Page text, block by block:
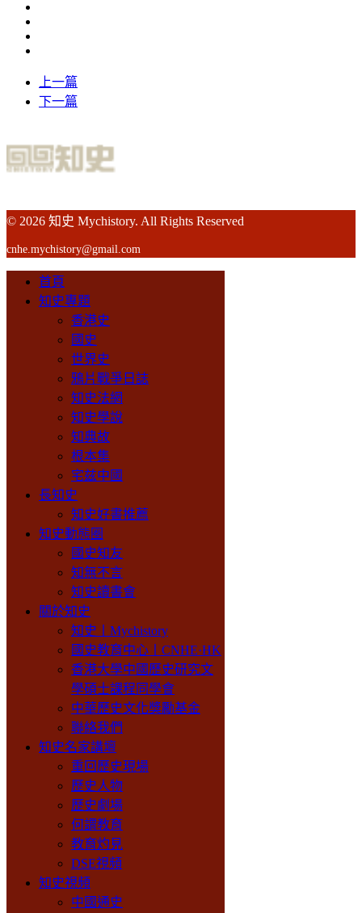
上一篇
下一篇
© 2026 知史 Mychistory. All Rights Reserved
cnhe.mychistory@gmail.com
首頁
知史專題
香港史
國史
世界史
鴉片戰爭日誌
知史法網
知史學說
知典故
根本集
宅兹中國
長知史
知史好書推薦
知史動態圈
國史知友
知無不言
知史讀書會
關於知史
知史丨Mychistory
國史教育中心丨CNHE·HK
香港大學中國歷史研究文
學碩士課程同學會
中華歷史文化獎勵基金
聯絡我們
知史名家講壇
重回歷史現場
歷史人物
歷史劇場
何謂教育
教育灼見
DSE視頻
知史視頻
中國通史